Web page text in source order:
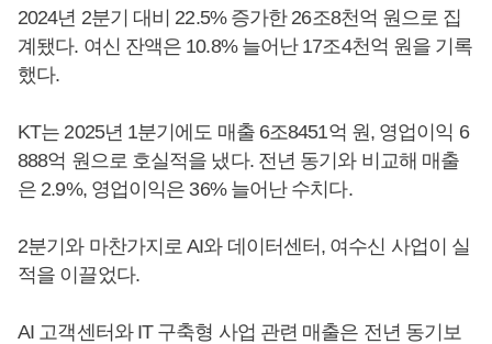
2024년 2분기 대비 22.5% 증가한 26조8천억 원으로 집
계됐다. 여신 잔액은 10.8% 늘어난 17조4천억 원을 기록
했다.
KT는 2025년 1분기에도 매출 6조8451억 원, 영업이익 6
888억 원으로 호실적을 냈다. 전년 동기와 비교해 매출
은 2.9%, 영업이익은 36% 늘어난 수치다.
2분기와 마찬가지로 AI와 데이터센터, 여수신 사업이 실
적을 이끌었다.
AI 고객센터와 IT 구축형 사업 관련 매출은 전년 동기보